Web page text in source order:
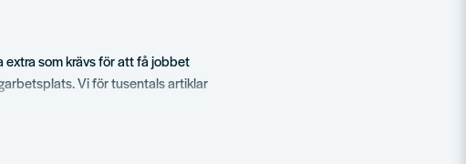
extra som krävs för att få jobbet
Vi för tusentals artiklar
använder många av produkterna